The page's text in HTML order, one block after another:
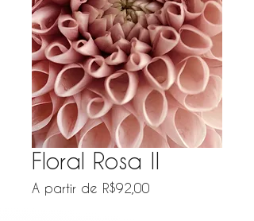
Floral Rosa II
A partir de R$92,00